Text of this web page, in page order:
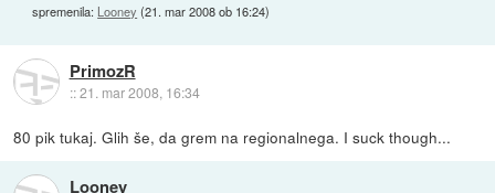
spremenila: Looney (21. mar 2008 ob 16:24)
PrimozR
::21. mar 2008, 16:34
80 pik tukaj. Glih še, da grem na regionalnega. I suck though...
Looney